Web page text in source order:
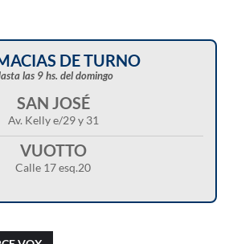
DE TURNO
las 9 hs. del domingo
SAN JOSÉ
Av. Kelly e/29 y 31
VUOTTO
Calle 17 esq.20
de reforma de la Ley de